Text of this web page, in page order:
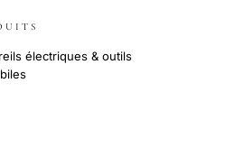
électriques & outils